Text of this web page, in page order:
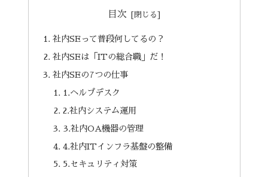
目次
社内SEって普段何してるの？
社内SEは「ITの総合職」だ！
社内SEの7つの仕事
1.ヘルプデスク
2.社内システム運用
3.社内OA機器の管理
4.社内ITインフラ基盤の整備
5.セキュリティ対策